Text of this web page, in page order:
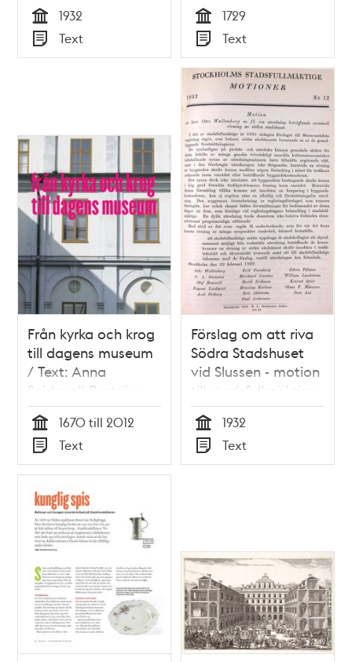
Tid
1932
Typ
Text Tid
1729
Typ
Text
Från kyrka och krog
till dagens museum
/ Text: Anna
Seidevall-Byström
Tid
1670 till 2012
Typ
Text
Förslag om att riva
Södra Stadshuset
vid Slussen - motion
till stadsfullmäktige
1932
Tid
1932
Typ
Text